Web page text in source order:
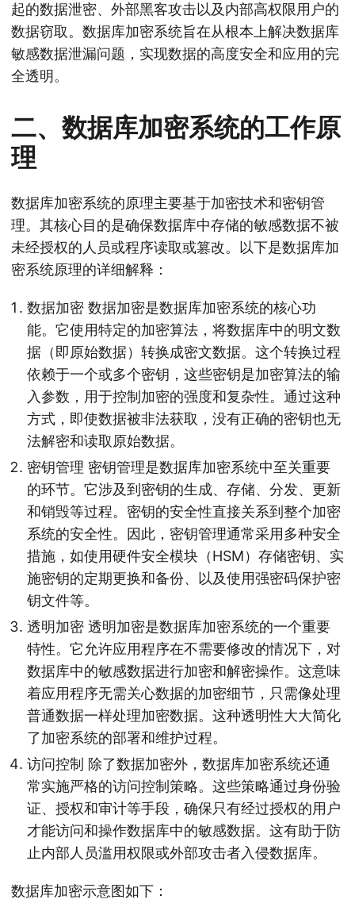
起的数据泄密、外部黑客攻击以及内部高权限用户的
数据窃取。数据库加密系统旨在从根本上解决数据库
敏感数据泄漏问题，实现数据的高度安全和应用的完
全透明。
二、数据库加密系统的工作原
理
数据库加密系统的原理主要基于加密技术和密钥管
理。其核心目的是确保数据库中存储的敏感数据不被
未经授权的人员或程序读取或篡改。以下是数据库加
密系统原理的详细解释：
数据加密 数据加密是数据库加密系统的核心功
能。它使用特定的加密算法，将数据库中的明文数
据（即原始数据）转换成密文数据。这个转换过程
依赖于一个或多个密钥，这些密钥是加密算法的输
入参数，用于控制加密的强度和复杂性。通过这种
方式，即使数据被非法获取，没有正确的密钥也无
法解密和读取原始数据。
密钥管理 密钥管理是数据库加密系统中至关重要
的环节。它涉及到密钥的生成、存储、分发、更新
和销毁等过程。密钥的安全性直接关系到整个加密
系统的安全性。因此，密钥管理通常采用多种安全
措施，如使用硬件安全模块（HSM）存储密钥、实
施密钥的定期更换和备份、以及使用强密码保护密
钥文件等。
透明加密 透明加密是数据库加密系统的一个重要
特性。它允许应用程序在不需要修改的情况下，对
数据库中的敏感数据进行加密和解密操作。这意味
着应用程序无需关心数据的加密细节，只需像处理
普通数据一样处理加密数据。这种透明性大大简化
了加密系统的部署和维护过程。
访问控制 除了数据加密外，数据库加密系统还通
常实施严格的访问控制策略。这些策略通过身份验
证、授权和审计等手段，确保只有经过授权的用户
才能访问和操作数据库中的敏感数据。这有助于防
止内部人员滥用权限或外部攻击者入侵数据库。
数据库加密示意图如下：